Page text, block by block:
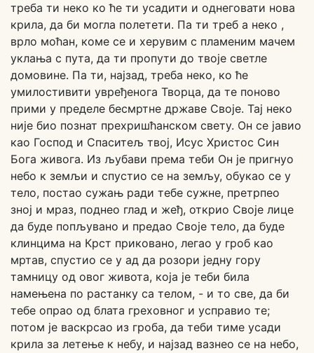
треба ти неко ко ће ти усадити и однеговати нова
крила, да би могла полетети. Па ти треб а неко ,
врло моћан, коме се и херувим с пламеним мачем
уклања с пута, да ти пропути до твоје светле
домовине. Па ти, најзад, треба неко, ко ће
умилостивити увређенога Творца, да те поново
прими у пределе бесмртне државе Своје. Тај неко
није био познат прехришћанском свету. Он се јавио
као Господ и Спаситељ твој, Исус Христос Син
Бога живога. Из љубави према теби Он је пригнуо
небо к земљи и спустио се на земљу, обукао се у
тело, постао сужањ ради тебе сужне, претрпео
зној и мраз, поднео глад и жеђ, открио Своје лице
да буде попљувано и предао Своје тело, да буде
клинцима на Крст приковано, легао у гроб као
мртав, спустио се у ад да розори једну гору
тамницу од овог живота, која је теби била
намењена по растанку са телом, - и то све, да би
тебе опрао од блата греховног и усправио те;
потом је васкрсао из гроба, да теби тиме усади
крила за летење к небу, и најзад вазнео се на небо,